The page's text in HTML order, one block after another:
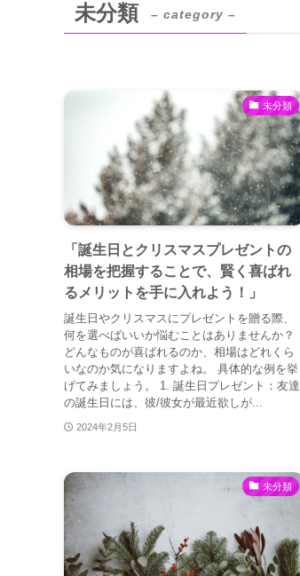
未分類 – category –
未分類
「誕生日とクリスマスプレゼントの
相場を把握することで、賢く喜ばれ
るメリットを手に入れよう！」
誕生日やクリスマスにプレゼントを贈る際、
何を選べばいいか悩むことはありませんか？
どんなものが喜ばれるのか、相場はどれくら
いなのか気になりますよね。 具体的な例を挙
げてみましょう。 1. 誕生日プレゼント：友達
の誕生日には、彼/彼女が最近欲しが...
2024年2月5日
未分類